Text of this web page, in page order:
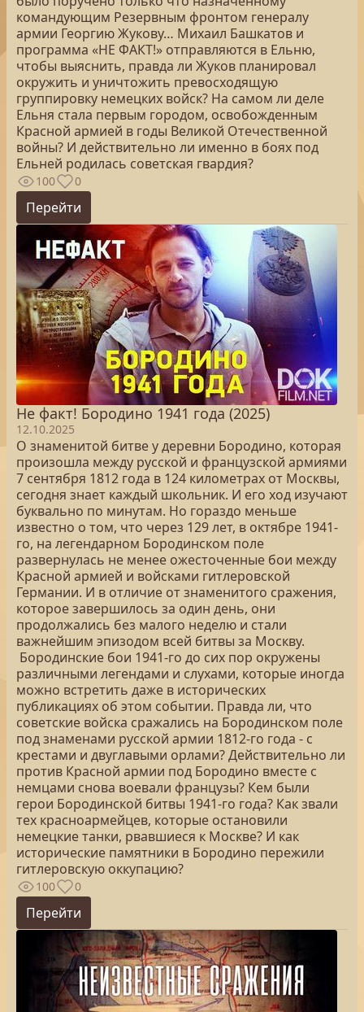
командующим Резервным фронтом генералу
армии Георгию Жукову… Михаил Башкатов и
программа «НЕ ФАКТ!» отправляются в Ельню,
чтобы выяснить, правда ли Жуков планировал
окружить и уничтожить превосходящую
группировку немецких войск? На самом ли деле
Ельня стала первым городом, освобожденным
Красной армией в годы Великой Отечественной
войны? И действительно ли именно в боях под
Ельней родилась советская гвардия?
100 0
Перейти
Не факт! Бородино 1941 года (2025)
12.10.2025
О знаменитой битве у деревни Бородино, которая
произошла между русской и французской армиями
7 сентября 1812 года в 124 километрах от Москвы,
сегодня знает каждый школьник. И его ход изучают
буквально по минутам. Но гораздо меньше
известно о том, что через 129 лет, в октябре 1941-
го, на легендарном Бородинском поле
развернулась не менее ожесточенные бои между
Красной армией и войсками гитлеровской
Германии. И в отличие от знаменитого сражения,
которое завершилось за один день, они
продолжались без малого неделю и стали
важнейшим эпизодом всей битвы за Москву.
Бородинские бои 1941-го до сих пор окружены
различными легендами и слухами, которые иногда
можно встретить даже в исторических
публикациях об этом событии. Правда ли, что
советские войска сражались на Бородинском поле
под знаменами русской армии 1812-го года - с
крестами и двуглавыми орлами? Действительно ли
против Красной армии под Бородино вместе с
немцами снова воевали французы? Кем были
герои Бородинской битвы 1941-го года? Как звали
тех красноармейцев, которые остановили
немецкие танки, рвавшиеся к Москве? И как
исторические памятники в Бородино пережили
гитлеровскую оккупацию?
100 0
Перейти